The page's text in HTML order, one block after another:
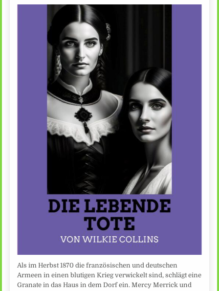
Als im Herbst 1870 die französischen und deutschen
Armeen in einen blutigen Krieg verwickelt sind, schlägt eine
Granate in das Haus in dem Dorf ein. Mercy Merrick und